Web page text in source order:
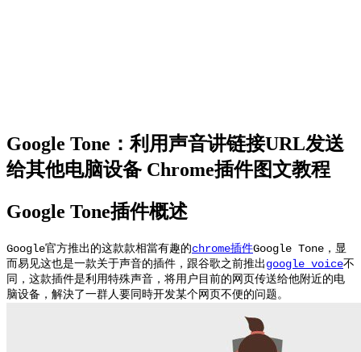
Google Tone：利用声音讲链接URL发送
给其他电脑设备 Chrome插件图文教程
Google Tone插件概述
Google官方推出的这款款相當有趣的chrome插件Google Tone，显
而易见这也是一款关于声音的插件，跟谷歌之前推出google voice不
同，这款插件是利用特殊声音，将用户目前的网页传送给他附近的电
脑设备，解決了一群人要同時开发某个网页不便的问题。